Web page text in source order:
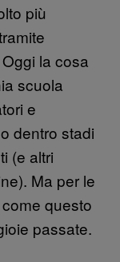
più
la cosa
scuola
e
dentro stadi
(e altri
Ma per le
questo
passate.